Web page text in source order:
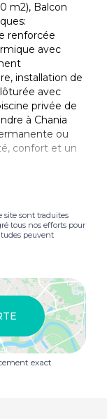
m2), Balcon
renforcée
avec
installation de
avec
privée de
à Chania
ou
confort et un
site sont traduites
tous nos efforts pour
peuvent
exact